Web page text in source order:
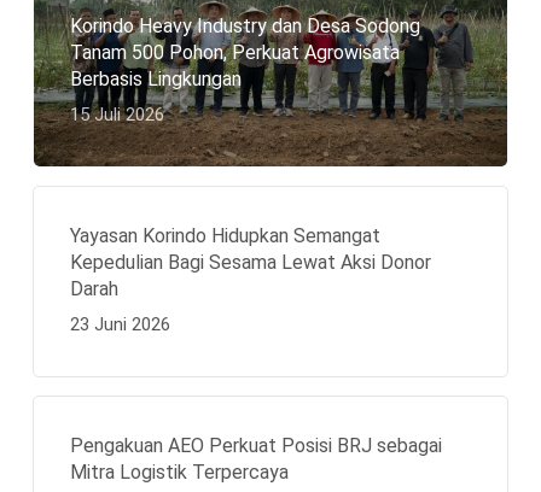
Korindo Heavy Industry dan Desa Sodong
Tanam 500 Pohon, Perkuat Agrowisata
Berbasis Lingkungan
15 Juli 2026
Yayasan Korindo Hidupkan Semangat
Kepedulian Bagi Sesama Lewat Aksi Donor
Darah
23 Juni 2026
Pengakuan AEO Perkuat Posisi BRJ sebagai
Mitra Logistik Terpercaya